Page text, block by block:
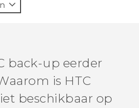
back-up eerder
is HTC
beschikbaar op